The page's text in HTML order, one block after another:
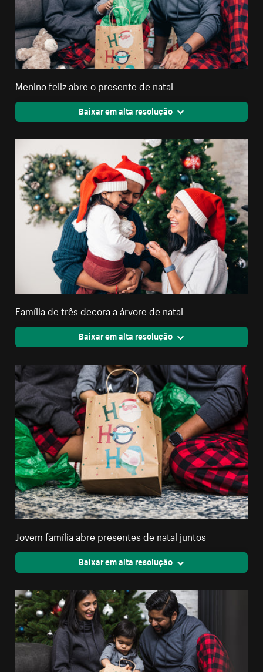
Menino feliz abre o presente de natal
Baixar em alta resolução
Família de três decora a árvore de natal
Baixar em alta resolução
Jovem família abre presentes de natal juntos
Baixar em alta resolução